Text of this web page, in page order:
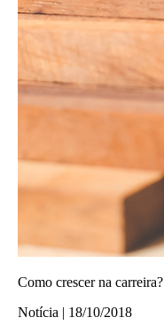
Como crescer na carreira?
Notícia | 18/10/2018